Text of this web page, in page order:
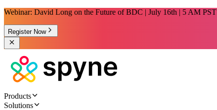
Webinar: David Long on the Future of BDC | July 16th | 5 AM PST
Register Now
Products
Solutions